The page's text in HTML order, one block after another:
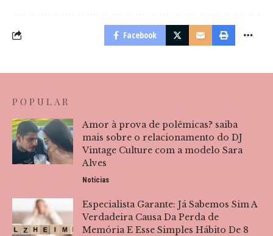
Facebook
POPULAR
Amor à prova de polêmicas? saiba
mais sobre o relacionamento do DJ
Vintage Culture com a modelo Sara
Alves
Notícias
Especialista Garante: Já Sabemos Sim A
Verdadeira Causa Da Perda de
Memória E Esse Simples Hábito De 8